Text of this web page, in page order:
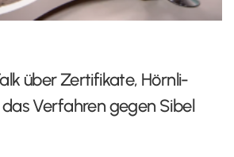
über Zertifikate, Hörnli-
Verfahren gegen Sibel